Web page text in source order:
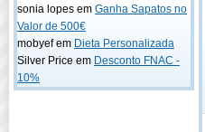
sonia lopes em Ganha Sapatos no
Valor de 500€
mobyef em Dieta Personalizada
Silver Price em Desconto FNAC -
10%